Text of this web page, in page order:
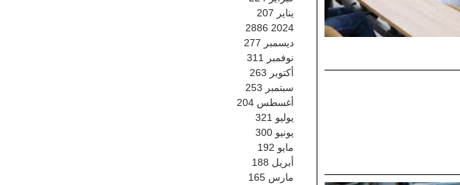
يناير 207
2024
2886
ديسمبر 277
نوفمبر
311
أكتوبر 263
سبتمبر 253
أغسطس 204
يوليو 321
يونيو 300
مايو 192
أبريل 188
مارس 165